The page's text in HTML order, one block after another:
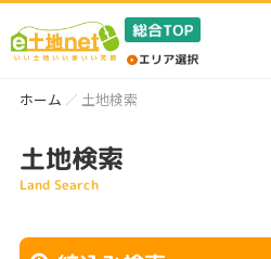
ホーム 土地検索
土地検索
Land Search